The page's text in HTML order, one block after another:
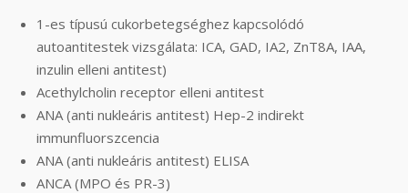
1-es típusú cukorbetegséghez kapcsolódó
autoantitestek vizsgálata: ICA, GAD, IA2, ZnT8A, IAA,
inzulin elleni antitest)
Acethylcholin receptor elleni antitest
ANA (anti nukleáris antitest) Hep-2 indirekt
immunfluorszcencia
ANA (anti nukleáris antitest) ELISA
ANCA (MPO és PR-3)